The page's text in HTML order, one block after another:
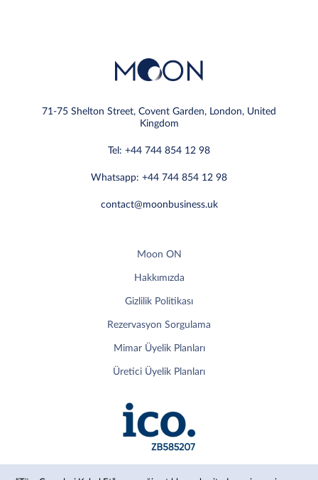
71-75 Shelton Street, Covent Garden, London, United
Kingdom
Tel: +44 744 854 12 98
Whatsapp: +44 744 854 12 98
contact@moonbusiness.uk
Moon ON
Hakkımızda
Gizlilik Politikası
Rezervasyon Sorgulama
Mimar Üyelik Planları
Üretici Üyelik Planları